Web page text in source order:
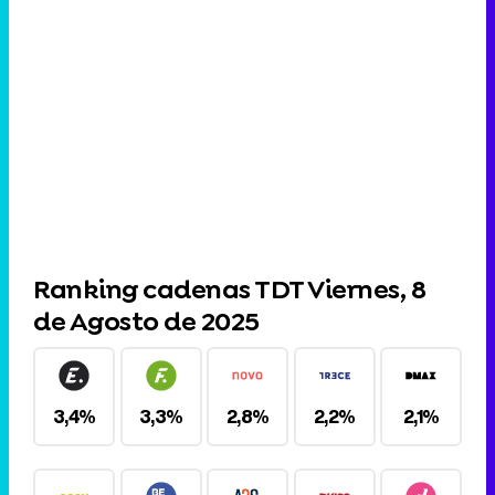
Ranking cadenas TDT Viernes, 8
de Agosto de 2025
3,4% 3,3% 2,8% 2,2% 2,1%